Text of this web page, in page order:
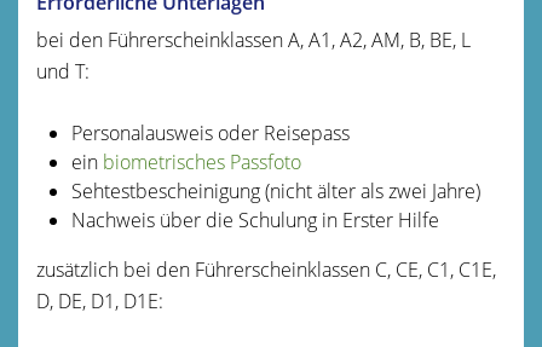
bei den Führerscheinklassen A, A1, A2, AM, B, BE, L
und T:
Personalausweis oder Reisepass
ein biometrisches Passfoto
Sehtestbescheinigung (nicht älter als zwei Jahre)
Nachweis über die Schulung in Erster Hilfe
zusätzlich bei den Führerscheinklassen C, CE, C1, C1E,
D, DE, D1, D1E: